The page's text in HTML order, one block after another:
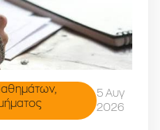
,
5 Αυγ
2026